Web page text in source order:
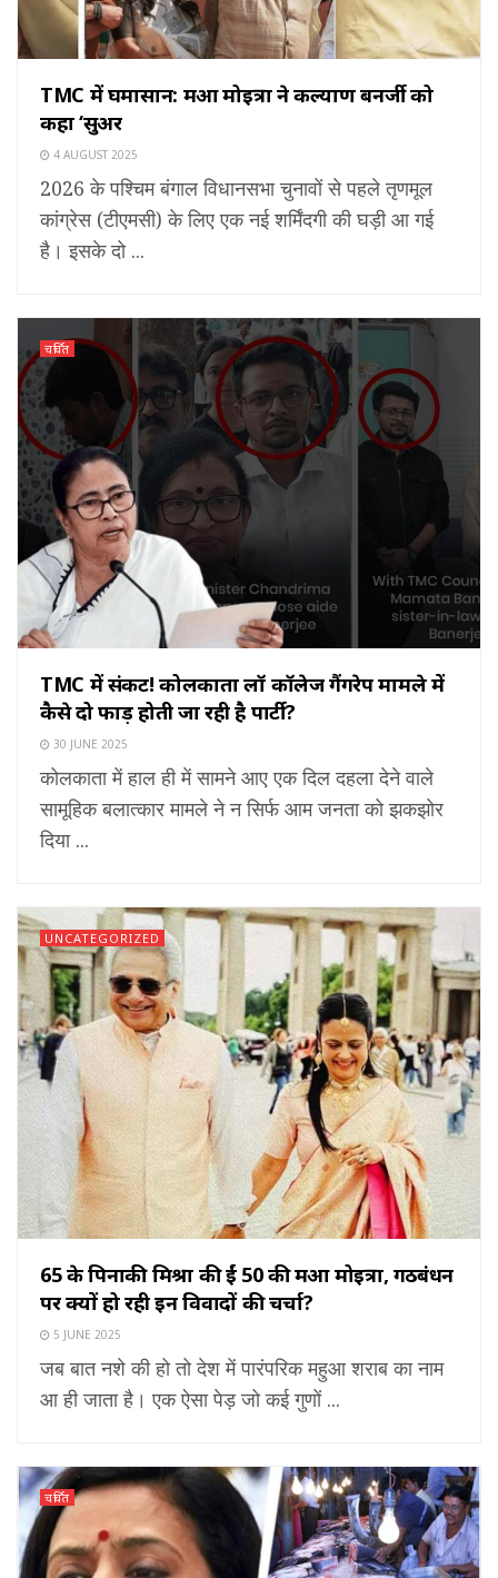
TMC में घमासान: महुआ मोइत्रा ने कल्याण बनर्जी को
कहा ‘सुअर
4 AUGUST 2025
2026 के पश्चिम बंगाल विधानसभा चुनावों से पहले तृणमूल
कांग्रेस (टीएमसी) के लिए एक नई शर्मिंदगी की घड़ी आ गई
है। इसके दो ...
चर्चित
TMC में संकट! कोलकाता लॉ कॉलेज गैंगरेप मामले में
कैसे दो फाड़ होती जा रही है पार्टी?
30 JUNE 2025
कोलकाता में हाल ही में सामने आए एक दिल दहला देने वाले
सामूहिक बलात्कार मामले ने न सिर्फ आम जनता को झकझोर
दिया ...
UNCATEGORIZED
65 के पिनाकी मिश्रा की हुईं 50 की महुआ मोइत्रा, गठबंधन
पर क्यों हो रही इन विवादों की चर्चा?
5 JUNE 2025
जब बात नशे की हो तो देश में पारंपरिक महुआ शराब का नाम
आ ही जाता है। एक ऐसा पेड़ जो कई गुणों ...
चर्चित